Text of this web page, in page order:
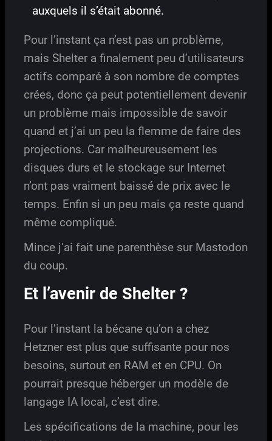
auxquels il s’était abonné.
Pour l’instant ça n’est pas un problème,
mais Shelter a finalement peu d’utilisateurs
actifs comparé à son nombre de comptes
crées, donc ça peut potentiellement devenir
un problème mais impossible de savoir
quand et j’ai un peu la flemme de faire des
projections. Car malheureusement les
disques durs et le stockage sur Internet
n’ont pas vraiment baissé de prix avec le
temps. Enfin si un peu mais ça reste quand
même compliqué.
Mince j’ai fait une parenthèse sur Mastodon
du coup.
Et l’avenir de Shelter ?
Pour l’instant la bécane qu’on a chez
Hetzner est plus que suffisante pour nos
besoins, surtout en RAM et en CPU. On
pourrait presque héberger un modèle de
langage IA local, c’est dire.
Les spécifications de la machine, pour les